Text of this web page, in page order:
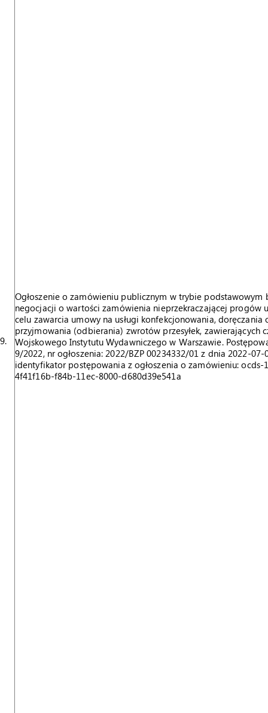
9.
Ogłoszenie o zamówieniu publicznym w trybie podstawowym
negocjacji o wartości zamówienia nieprzekraczającej progów
celu zawarcia umowy na usługi konfekcjonowania, doręczania
przyjmowania (odbierania) zwrotów przesyłek, zawierających
Wojskowego Instytutu Wydawniczego w Warszawie.
9/2022, nr ogłoszenia: 2022/BZP 00234332/01 z dnia 2022-07-
identyfikator postępowania z ogłoszenia o zamówieniu: ocds-
4f41f16b-f84b-11ec-8000-d680d39e541a